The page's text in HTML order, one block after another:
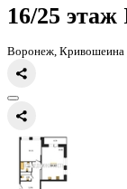
Главная Каталог
1-
16/25
Воронеж,